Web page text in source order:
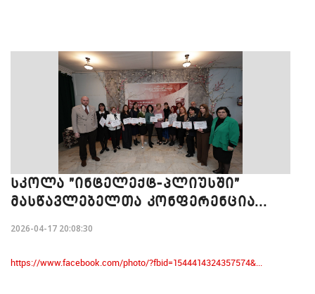
ᲡᲙᲝᲚᲐ "ᲘᲜᲢᲔᲚᲔᲥᲢ-ᲞᲚᲘᲣᲡᲨᲘ"
ᲛᲐᲡᲬᲐᲕᲚᲔᲑᲔᲚᲗᲐ ᲙᲝᲜᲤᲔᲠᲔᲜᲪᲘᲐ...
2026-04-17 20:08:30
https://www.facebook.com/photo/?fbid=1544414324357574&...